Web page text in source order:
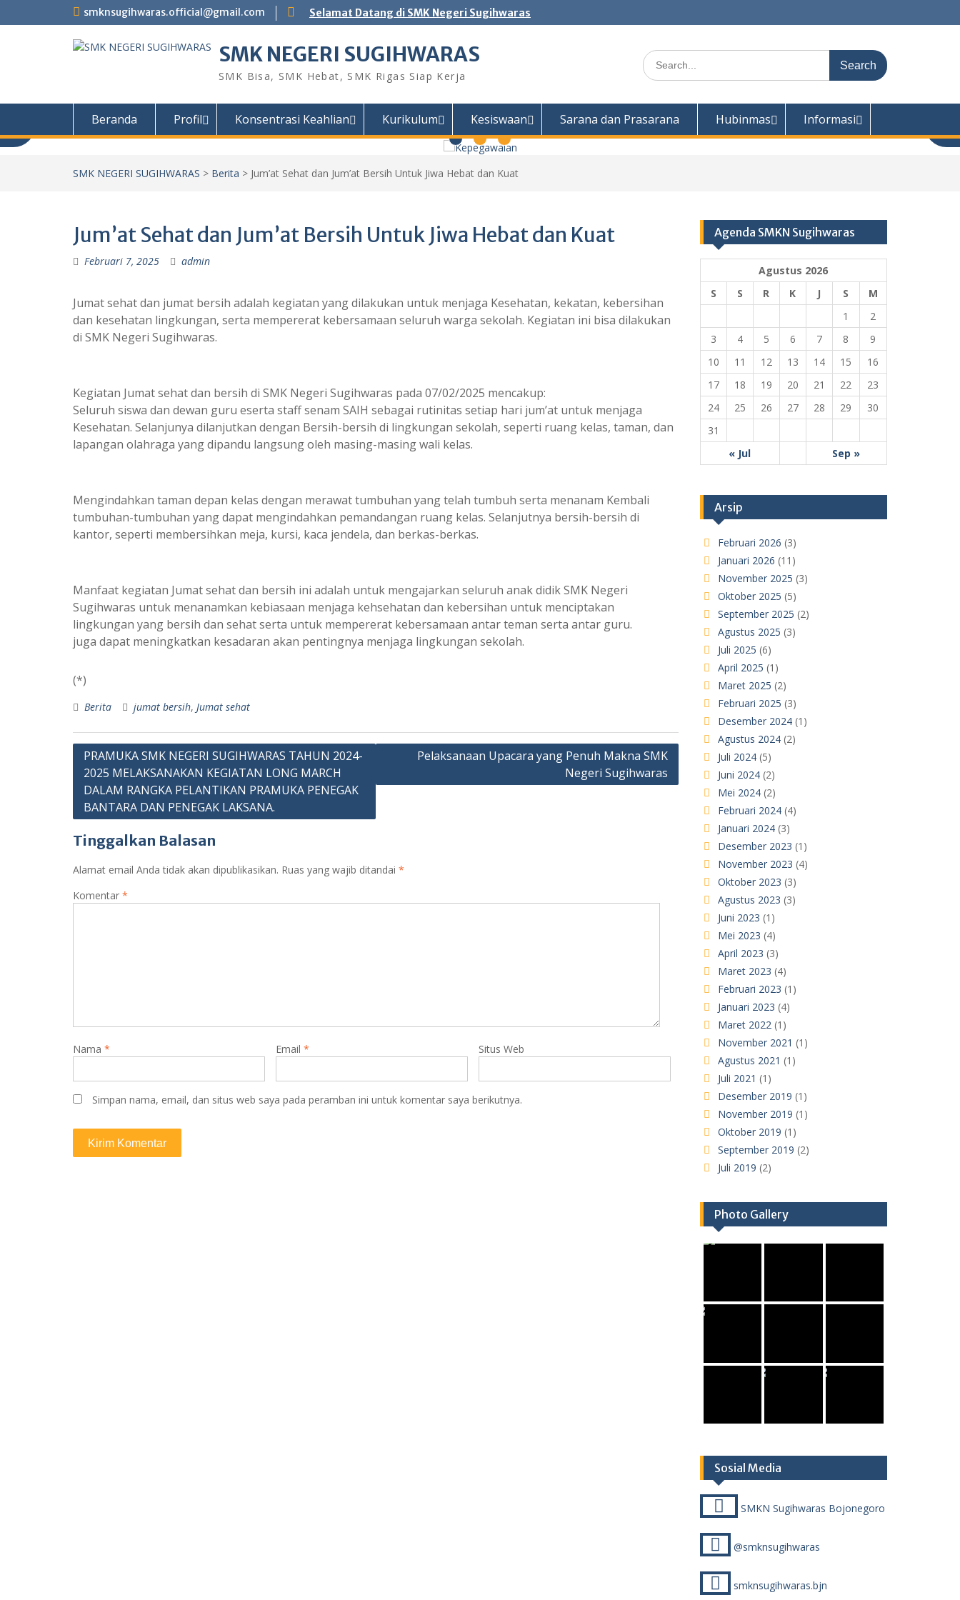
to
smknsugihwaras.official@gmail.com Selamat Datang di SMK Negeri Sugihwaras
SMK NEGERI SUGIHWARAS
SMK Bisa, SMK Hebat, SMK Rigas Siap Kerja
Search
for:
Beranda Profil Konsentrasi Keahlian Kurikulum Kesiswaan Sarana dan Prasarana Hubinmas Informasi
SMK NEGERI SUGIHWARAS > Berita > Jum’at Sehat dan Jum’at Bersih Untuk Jiwa Hebat dan Kuat
Jum’at Sehat dan Jum’at Bersih Untuk Jiwa Hebat dan Kuat
Februari 7, 2025 admin
Jumat sehat dan jumat bersih adalah kegiatan yang dilakukan untuk menjaga Kesehatan, kekatan, kebersihan
dan kesehatan lingkungan, serta mempererat kebersamaan seluruh warga sekolah. Kegiatan ini bisa dilakukan
di SMK Negeri Sugihwaras.
Kegiatan Jumat sehat dan bersih di SMK Negeri Sugihwaras pada 07/02/2025 mencakup:
Seluruh siswa dan dewan guru eserta staff senam SAIH sebagai rutinitas setiap hari jum’at untuk menjaga
Kesehatan. Selanjunya dilanjutkan dengan Bersih-bersih di lingkungan sekolah, seperti ruang kelas, taman, dan
lapangan olahraga yang dipandu langsung oleh masing-masing wali kelas.
Mengindahkan taman depan kelas dengan merawat tumbuhan yang telah tumbuh serta menanam Kembali
tumbuhan-tumbuhan yang dapat mengindahkan pemandangan ruang kelas. Selanjutnya bersih-bersih di
kantor, seperti membersihkan meja, kursi, kaca jendela, dan berkas-berkas.
Manfaat kegiatan Jumat sehat dan bersih ini adalah untuk mengajarkan seluruh anak didik SMK Negeri
Sugihwaras untuk menanamkan kebiasaan menjaga kehsehatan dan kebersihan untuk menciptakan
lingkungan yang bersih dan sehat serta untuk mempererat kebersamaan antar teman serta antar guru.
juga dapat meningkatkan kesadaran akan pentingnya menjaga lingkungan sekolah.
(*)
Berita jumat bersih, Jumat sehat
Navigasi
pos
PRAMUKA SMK NEGERI SUGIHWARAS TAHUN 2024-
2025 MELAKSANAKAN KEGIATAN LONG MARCH
DALAM RANGKA PELANTIKAN PRAMUKA PENEGAK
BANTARA DAN PENEGAK LAKSANA.
Pelaksanaan Upacara yang Penuh Makna SMK
Negeri Sugihwaras
Tinggalkan Balasan
Alamat email Anda tidak akan dipublikasikan. Ruas yang wajib ditandai *
Komentar *
Nama * Email * Situs Web
Simpan nama, email, dan situs web saya pada peramban ini untuk komentar saya berikutnya.
Agenda SMKN Sugihwaras
Agustus 2026
S
S R K J S
M
1
2
3
4 5 6 7 8
9
10
11 12 13 14 15
16
17
18 19 20 21 22
23
24
25 26 27 28 29
30
31
« Jul
Sep »
Arsip
Februari 2026 (3)
Januari 2026 (11)
November 2025 (3)
Oktober 2025 (5)
September 2025 (2)
Agustus 2025 (3)
Juli 2025 (6)
April 2025 (1)
Maret 2025 (2)
Februari 2025 (3)
Desember 2024(1)
Agustus 2024(2)
Juli 2024(5)
Juni 2024(2)
Mei 2024(2)
Februari 2024(4)
Januari 2024(3)
Desember 2023 (1)
November 2023 (4)
Oktober 2023 (3)
Agustus 2023 (3)
Juni 2023 (1)
Mei 2023 (4)
April 2023 (3)
Maret 2023 (4)
Februari 2023 (1)
Januari 2023 (4)
Maret 2022 (1)
November 2021 (1)
Agustus 2021 (1)
Juli 2021 (1)
Desember 2019 (1)
November 2019 (1)
Oktober 2019 (1)
September 2019 (2)
Juli 2019 (2)
Photo Gallery
Sosial Media
SMKN Sugihwaras Bojonegoro
@smknsugihwaras
smknsugihwaras.bjn